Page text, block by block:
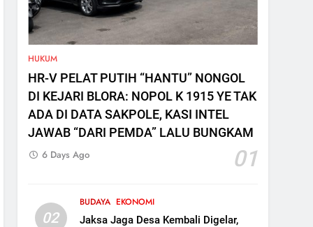
HUKUM
HR-V PELAT PUTIH “HANTU” NONGOL
DI KEJARI BLORA: NOPOL K 1915 YE TAK
ADA DI DATA SAKPOLE, KASI INTEL
JAWAB “DARI PEMDA” LALU BUNGKAM
01
6 Days Ago
02
BUDAYA EKONOMI
Jaksa Jaga Desa Kembali Digelar,